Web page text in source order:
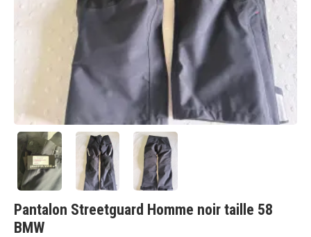
Pantalon Streetguard Homme noir taille 58
BMW